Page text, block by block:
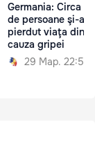
Germania: Circa o
de persoane şi-au
pierdut viaţa din
cauza gripei
29 Мар. 22:50